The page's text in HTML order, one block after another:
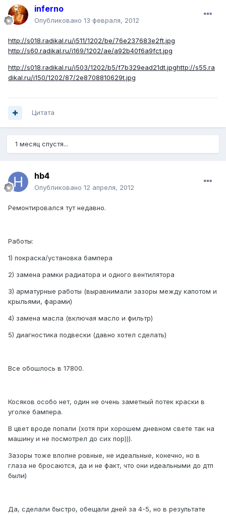
inferno
Опубликовано 13 февраля, 2012
http://s018.radikal.ru/i511/1202/be/76e237683e2ft.jpg
http://s60.radikal.ru/i169/1202/ae/a92b40f6a9fct.jpg
http://s018.radikal.ru/i503/1202/b5/f7b329ead21dt.jpghttp://s55.ra
dikal.ru/i150/1202/87/2e8708810629t.jpg
Цитата
1 месяц спустя...
hb4
Опубликовано 12 апреля, 2012
Ремонтировался тут недавно.
Работы:
1) покраска/установка бампера
2) замена рамки радиатора и одного вентилятора
3) арматурные работы (выравнимали зазоры между капотом и
крыльями, фарами)
4) замена масла (включая масло и фильтр)
5) диагностика подвески (давно хотел сделать)
Все обошлось в 17800.
Косяков особо нет, один не очень заметный потек краски в
уголке бампера.
В цвет вроде попали (хотя при хорошем дневном свете так на
машину и не посмотрел до сих пор))).
Зазоры тоже вполне ровные, не идеальные, конечно, но в
глаза не бросаются, да и не факт, что они идеальными до дтп
были)
Да, сделали быстро, обещали дней за 4-5, но в результате